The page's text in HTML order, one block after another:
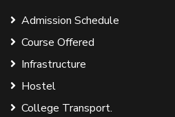
Admission Schedule
Course Offered
Infrastructure
Hostel
College Transport.